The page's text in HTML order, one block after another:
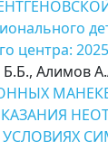
центра:
Алимов